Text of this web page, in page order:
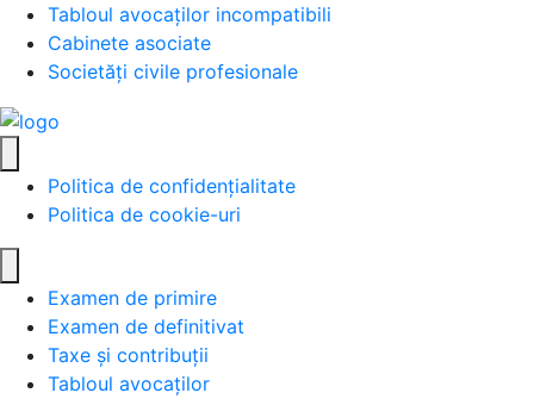
Tabloul avocaților incompatibili
Cabinete asociate
Societăți civile profesionale
Politica de confidențialitate
Politica de cookie-uri
Examen de primire
Examen de definitivat
Taxe și contribuții
Tabloul avocaților